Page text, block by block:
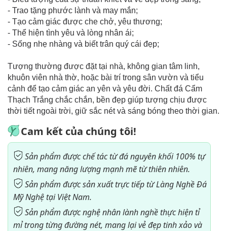
- Trao tặng phước lành và may mắn;
- Tạo cảm giác được che chở, yêu thương;
- Thể hiện tình yêu và lòng nhân ái;
- Sống nhẹ nhàng và biết trân quý cái đẹp;
Tượng thường được đặt tại nhà, không gian tâm linh,
khuôn viên nhà thờ, hoặc bài trí trong sân vườn và tiểu
cảnh để tạo cảm giác an yên và yêu đời. Chất đá Cẩm
Thạch Trắng chắc chắn, bền đẹp giúp tượng chịu được
thời tiết ngoài trời, giữ sắc nét và sáng bóng theo thời gian.
Cam kết của chúng tôi!
Sản phẩm được chế tác từ đá nguyên khối 100% tự
nhiên, mang năng lượng mạnh mẽ từ thiên nhiên.
Sản phẩm được sản xuất trực tiếp từ Làng Nghề Đá
Mỹ Nghệ tại Việt Nam.
Sản phẩm được nghệ nhân lành nghề thực hiện tỉ
mỉ trong từng đường nét, mang lại vẻ đẹp tinh xảo và